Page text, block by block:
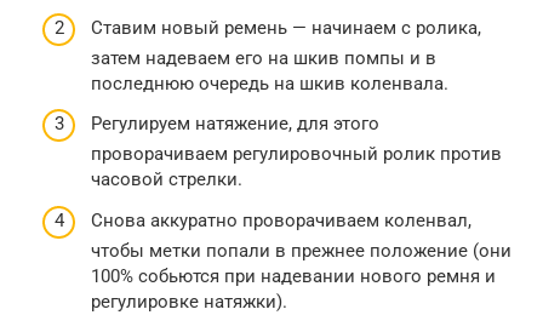
Ставим новый ремень — начинаем с ролика,
затем надеваем его на шкив помпы и в
последнюю очередь на шкив коленвала.
Регулируем натяжение, для этого
проворачиваем регулировочный ролик против
часовой стрелки.
Снова аккуратно проворачиваем коленвал,
чтобы метки попали в прежнее положение (они
100% собьются при надевании нового ремня и
регулировке натяжки).